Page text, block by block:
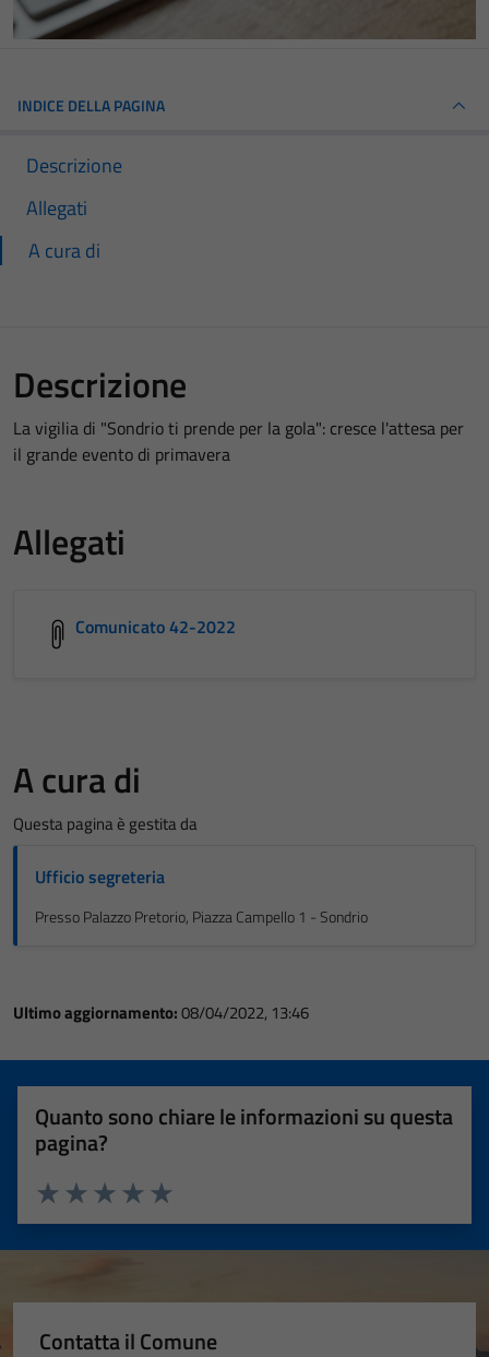
INDICE DELLA PAGINA
Descrizione
Allegati
A cura di
Descrizione
La vigilia di "Sondrio ti prende per la gola": cresce l'attesa per
il grande evento di primavera
Allegati
Comunicato 42-2022
A cura di
Questa pagina è gestita da
Ufficio segreteria
Presso Palazzo Pretorio, Piazza Campello 1 - Sondrio
Ultimo aggiornamento:08/04/2022, 13:46
Quanto sono chiare le informazioni su questa
pagina?
Valuta 5 stelle su 5
Valuta 4 stelle su 5
Valuta 3 stelle su 5
Valuta 2 stelle su 5
Valuta 1 stelle su 5
Contatta il Comune